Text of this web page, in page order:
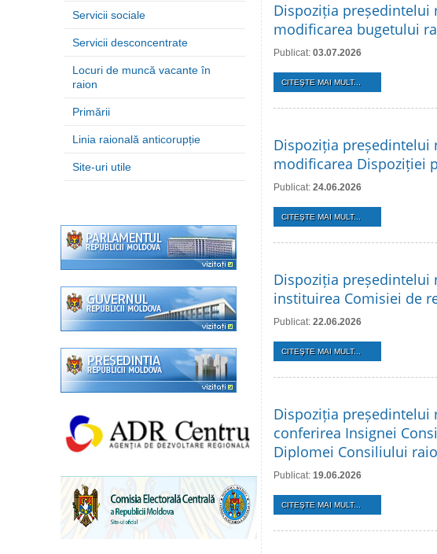
Servicii sociale
Servicii desconcentrate
Locuri de muncă vacante în
raion
Primării
Linia raională anticorupție
Site-uri utile
Dispoziția președintelui
modificarea bugetului
Publicat: 03.07.2026
CITEŞTE MAI MULT...
Dispoziția președintelui
modificarea Dispoziției
Publicat: 24.06.2026
CITEŞTE MAI MULT...
Dispoziția președintelui
instituirea Comisiei de
Publicat: 22.06.2026
CITEŞTE MAI MULT...
Dispoziția președintelui
conferirea Insignei
Diplomei Consiliului
Publicat: 19.06.2026
CITEŞTE MAI MULT...